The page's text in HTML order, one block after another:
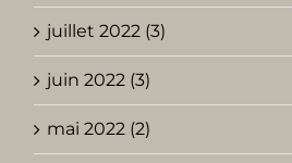
juillet 2022 (3)
juin 2022 (3)
mai 2022 (2)